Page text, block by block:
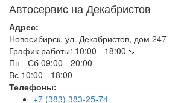
Автосервис на Декабристов
Адрес:
Новосибирск, ул. Декабристов, дом 247
График работы: 10:00 - 18:00
Пн - Сб 09:00 - 20:00
Вс 10:00 - 18:00
Телефоны:
+7 (383) 383-25-74